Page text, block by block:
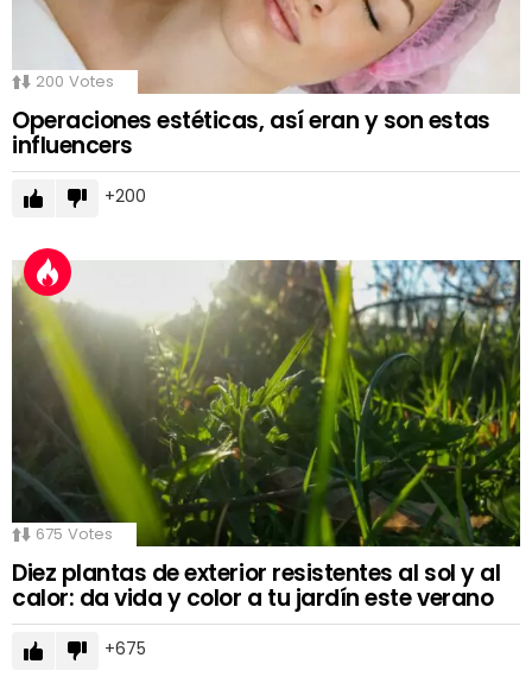
200 Votes
Operaciones estéticas, así eran y son estas
influencers
200
675 Votes
Diez plantas de exterior resistentes al sol y al
calor: da vida y color a tu jardín este verano
675